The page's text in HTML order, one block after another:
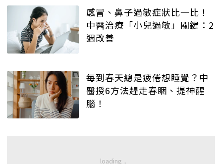
感冒、鼻子過敏症狀比一比！
中醫治療「小兒過敏」關鍵：2
週改善
每到春天總是疲倦想睡覺？中
醫授6方法趕走春睏、提神醒
腦！